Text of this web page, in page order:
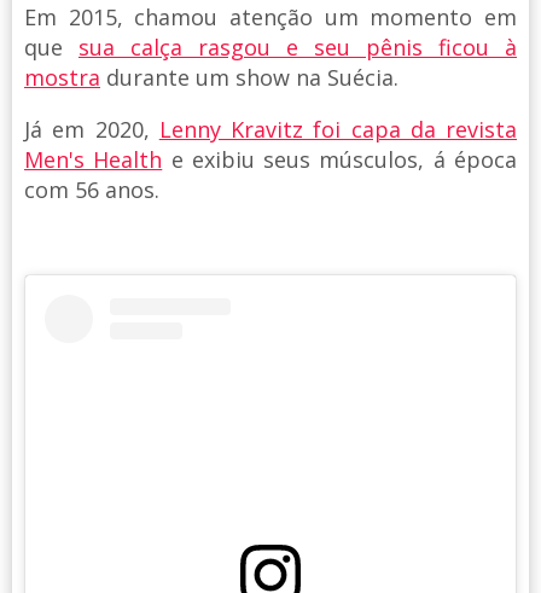
Em 2015, chamou atenção um momento em
que sua calça rasgou e seu pênis ficou à
mostra durante um show na Suécia.
Já em 2020, Lenny Kravitz foi capa da revista
Men's Health e exibiu seus músculos, á época
com 56 anos.